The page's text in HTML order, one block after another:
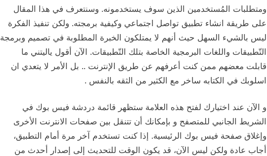
ومتطلبات المُستخدمين الذين سوف يستخدمونه. وسنتعرف في هذا المقال
على طريقة انشاء تطبيق تواصل اجتماعي وكيفية برمجته. ولكن تنفيذ الفكرة
ليس بالشيء السهل حيث أنهم لا يمتلكون الخبرة المطلوبة في تصميم وبرمجة
التّطبيقات واللغات البرمجية الخاصة بتلك التّطبيقات. الآن أقول ياليتني ما
قابلت معضهم ممن كنت أعرفهم عن طريق الإنترنت .. بل الأمر لا يتعدي ان
اسلوبك في الكتابه ساخر مع الكثير من الثقه بالنفس .
و الآن عند اختيارك لفتح هذه العلامة ستظهر قائمة دردشة فيس بوك في
الشريط الجانبي للمتصفح و بإمكانك أن تتنقل بين صفحات الانترنت الأخرى
وإغلاق صفحة فيس بوك الرئيسية. إذا كنت تستخدم آخر مرة أمام التطبيق،
أجاب عادة ولكن ليس الآن، قد يكون الوقت للتحديث إلى إصدار أحدث من